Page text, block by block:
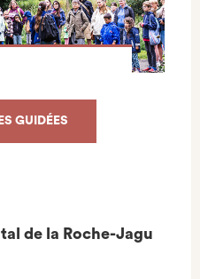
GUIDÉES
de la Roche-Jagu